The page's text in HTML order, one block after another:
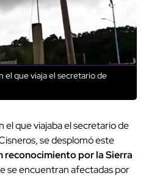
el que viaja el secretario de
el que viajaba el secretario de
se desplomó este
reconocimiento por la Sierra
se encuentran afectadas por